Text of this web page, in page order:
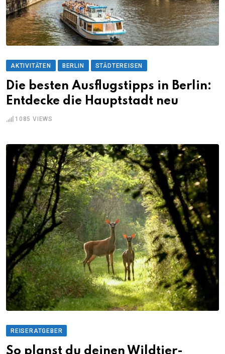
AKTIVITÄTEN BERLIN STÄDTEREISEN
Die besten Ausflugstipps in Berlin:
Entdecke die Hauptstadt neu
1085 VIEWS
REISERATGEBER
So planst du deinen Wildtier-